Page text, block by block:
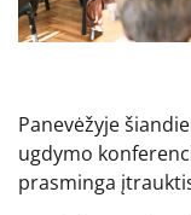
Panevėžyje
ugdymo
prasminga